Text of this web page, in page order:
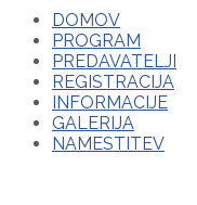
DOMOV
PROGRAM
PREDAVATELJI
REGISTRACIJA
INFORMACIJE
GALERIJA
NAMESTITEV